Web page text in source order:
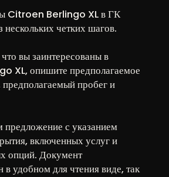
Citroen Berlingo XL в ГК
нескольких четких шагов.
вы заинтересованы в
XL, опишите предполагаемое
предполагаемый пробег и
с указанием
включенных услуг и
опций. Документ
в удобном для чтения виде, так